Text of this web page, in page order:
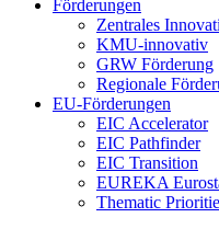
Förderungen
Zentrales
KMU-innovativ
GRW Förderung
Regionale
EU-Förderungen
EIC Accelerator
EIC Pathfinder
EIC Transition
EUREKA
Thematic